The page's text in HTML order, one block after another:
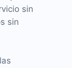
sin
sin